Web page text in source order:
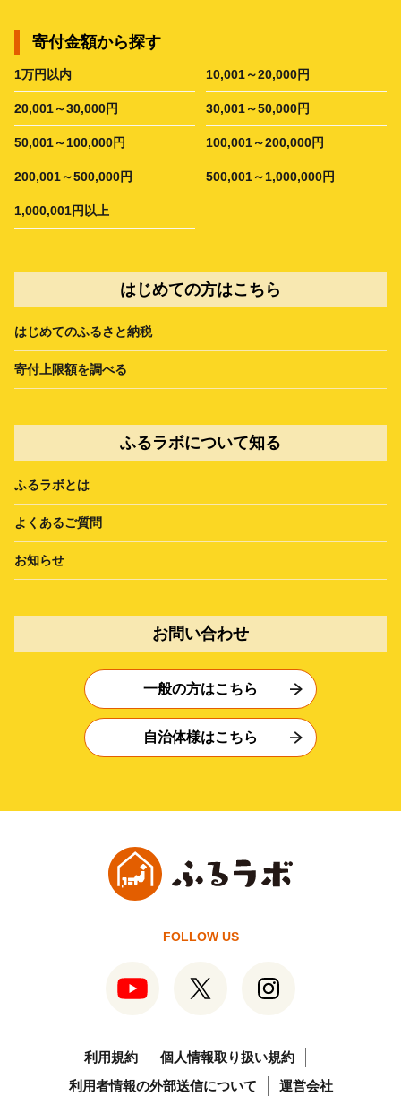
寄付金額から探す
1万円以内 10,001～20,000円
20,001～30,000円 30,001～50,000円
50,001～100,000円 100,001～200,000円
200,001～500,000円 500,001～1,000,000円
1,000,001円以上
はじめての方はこちら
はじめてのふるさと納税
寄付上限額を調べる
ふるラボについて知る
ふるラボとは
よくあるご質問
お知らせ
お問い合わせ
一般の方はこちら
自治体様はこちら
FOLLOW US
利用規約
個人情報取り扱い規約
利用者情報の外部送信について
運営会社